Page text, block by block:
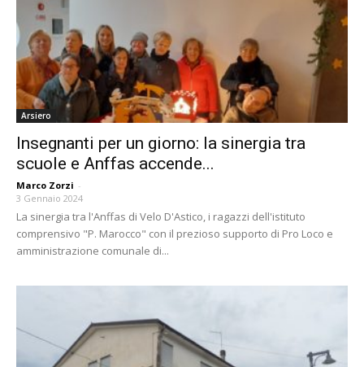
Arsiero
Insegnanti per un giorno: la sinergia tra
scuole e Anffas accende...
Marco Zorzi -
3 Gennaio 2024
La sinergia tra l'Anffas di Velo D'Astico, i ragazzi dell'istituto
comprensivo "P. Marocco" con il prezioso supporto di Pro Loco e
amministrazione comunale di...